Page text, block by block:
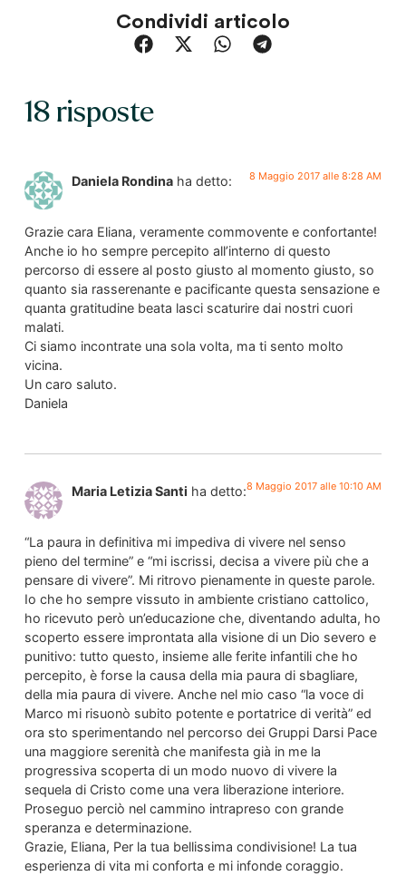
Condividi articolo
18 risposte
Daniela Rondina ha detto: 8 Maggio 2017 alle 8:28 AM
Grazie cara Eliana, veramente commovente e confortante!
Anche io ho sempre percepito all’interno di questo
percorso di essere al posto giusto al momento giusto, so
quanto sia rasserenante e pacificante questa sensazione e
quanta gratitudine beata lasci scaturire dai nostri cuori
malati.
Ci siamo incontrate una sola volta, ma ti sento molto
vicina.
Un caro saluto.
Daniela
Maria Letizia Santi ha detto:8 Maggio 2017 alle 10:10 AM
“La paura in definitiva mi impediva di vivere nel senso
pieno del termine” e “mi iscrissi, decisa a vivere più che a
pensare di vivere”. Mi ritrovo pienamente in queste parole.
Io che ho sempre vissuto in ambiente cristiano cattolico,
ho ricevuto però un’educazione che, diventando adulta, ho
scoperto essere improntata alla visione di un Dio severo e
punitivo: tutto questo, insieme alle ferite infantili che ho
percepito, è forse la causa della mia paura di sbagliare,
della mia paura di vivere. Anche nel mio caso “la voce di
Marco mi risuonò subito potente e portatrice di verità” ed
ora sto sperimentando nel percorso dei Gruppi Darsi Pace
una maggiore serenità che manifesta già in me la
progressiva scoperta di un modo nuovo di vivere la
sequela di Cristo come una vera liberazione interiore.
Proseguo perciò nel cammino intrapreso con grande
speranza e determinazione.
Grazie, Eliana, Per la tua bellissima condivisione! La tua
esperienza di vita mi conforta e mi infonde coraggio.